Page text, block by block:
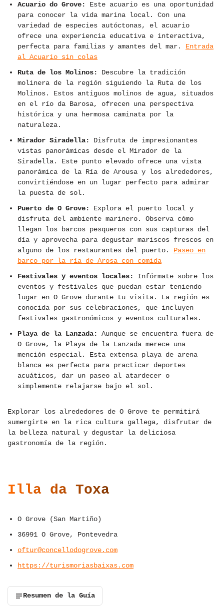
Acuario do Grove:
Este acuario es una oportunidad
para conocer la vida marina local. Con una
variedad de especies autóctonas, el acuario
ofrece una experiencia educativa e interactiva,
perfecta para familias y amantes del mar. Entrada
al Acuario sin colas
Ruta de los Molinos:
Descubre la tradición
molinera de la región siguiendo la Ruta de los
Molinos. Estos antiguos molinos de agua, situados
en el río da Barosa, ofrecen una perspectiva
histórica y una hermosa caminata por la
naturaleza.
Mirador Siradella:
Disfruta de impresionantes
vistas panorámicas desde el Mirador de la
Siradella. Este punto elevado ofrece una vista
panorámica de la Ría de Arousa y los alrededores,
convirtiéndose en un lugar perfecto para admirar
la puesta de sol.
Puerto de O Grove:
Explora el puerto local y
disfruta del ambiente marinero. Observa cómo
llegan los barcos pesqueros con sus capturas del
día y aprovecha para degustar mariscos frescos en
alguno de los restaurantes del puerto. Paseo en
barco por la ría de Arosa con comida
Festivales y eventos locales:
Infórmate sobre los
eventos y festivales que puedan estar teniendo
lugar en O Grove durante tu visita. La región es
conocida por sus celebraciones, que incluyen
festivales gastronómicos y eventos culturales.
Playa de la Lanzada:
Aunque se encuentra fuera de
O Grove, la Playa de la Lanzada merece una
mención especial. Esta extensa playa de arena
blanca es perfecta para practicar deportes
acuáticos, dar un paseo al atardecer o
simplemente relajarse bajo el sol.
Explorar los alrededores de O Grove te permitirá
sumergirte en la rica cultura gallega, disfrutar de
la belleza natural y degustar la deliciosa
gastronomía de la región.
Illa da Toxa
O Grove (San Martiño)
36991 O Grove, Pontevedra
oftur@concellodogrove.com
https://turismoriasbaixas.com
Resumen de la Guía